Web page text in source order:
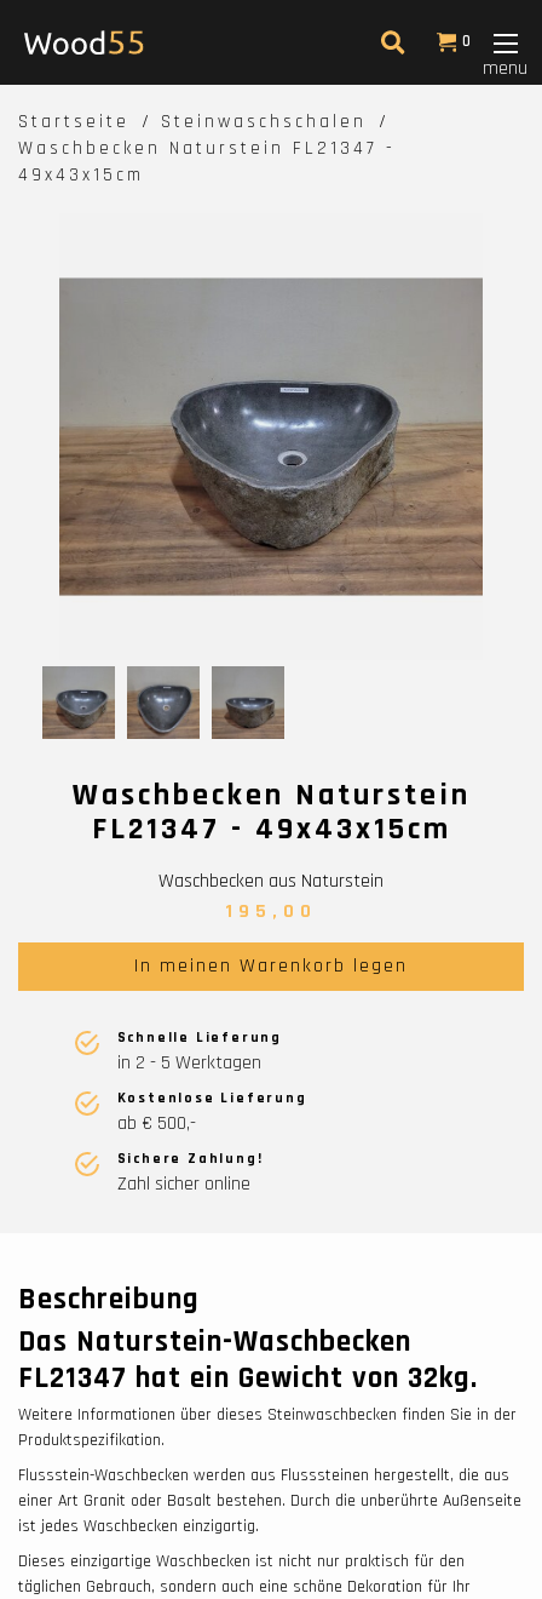
0
menu
Startseite
Steinwaschschalen
Waschbecken Naturstein FL21347 -
49x43x15cm
Waschbecken Naturstein
FL21347 - 49x43x15cm
Waschbecken aus Naturstein
195,00
In meinen Warenkorb legen
Schnelle Lieferung
in 2 - 5 Werktagen
Kostenlose Lieferung
ab € 500,-
Sichere Zahlung!
Zahl sicher online
Beschreibung
Das Naturstein-Waschbecken
FL21347 hat ein Gewicht von 32kg.
Weitere Informationen über dieses Steinwaschbecken finden Sie in der
Produktspezifikation.
Flussstein-Waschbecken werden aus Flusssteinen hergestellt, die aus
einer Art Granit oder Basalt bestehen. Durch die unberührte Außenseite
ist jedes Waschbecken einzigartig.
Dieses einzigartige Waschbecken ist nicht nur praktisch für den
täglichen Gebrauch, sondern auch eine schöne Dekoration für Ihr